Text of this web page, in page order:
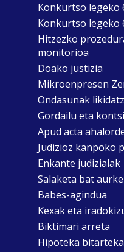
Konkurtso legeko
Konkurtso legeko
Hitzezko
monitorioa
Doako justizia
Mikroenpresen
Ondasunak
Gordailu eta
Apud acta
Judizioz kanpoko
Enkante judizialak
Salaketa bat
Babes-agindua
Kexak eta
Biktimari arreta
Hipoteka